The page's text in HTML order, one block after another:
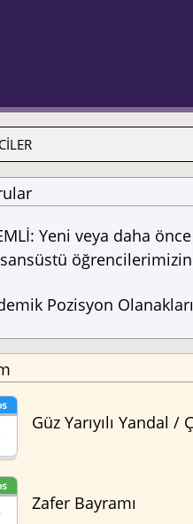
Yeni veya daha
Pozisyon Olanakları
Güz Yarıyılı Yandal
Zafer Bayramı